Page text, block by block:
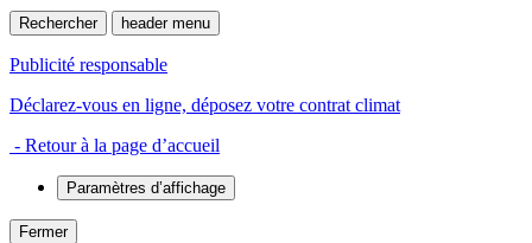
Rechercher header menu
Publicité responsable
Déclarez-vous en ligne, déposez votre contrat climat
- Retour à la page d’accueil
Paramètres d’affichage
Fermer